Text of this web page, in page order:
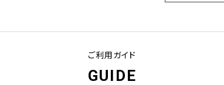
ご利用ガイド
GUIDE